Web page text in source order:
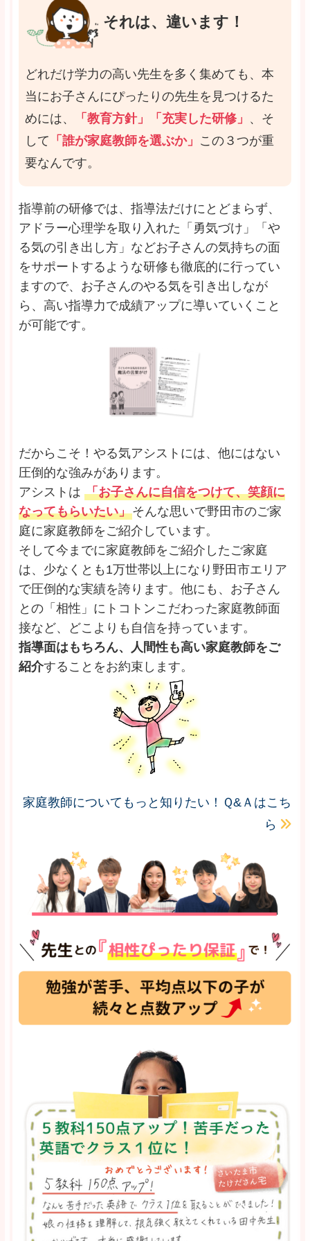
それは、違います！
どれだけ学力の高い先生を多く集めても、本
当にお子さんにぴったりの先生を見つけるた
めには、
「教育方針」「充実した研修」 、そ
して 「誰が家庭教師を選ぶか」 この３つが重
要なんです。
指導前の研修では、指導法だけにとどまらず、
アドラー心理学を取り入れた「勇気づけ」「や
る気の引き出し方」などお子さんの気持ちの面
をサポートするような研修も徹底的に行ってい
ますので、お子さんのやる気を引き出しなが
ら、高い指導力で成績アップに導いていくこと
が可能です。
だからこそ！やる気アシストには、他にはない
圧倒的な強みがあります。
アシストは 「お子さんに自信をつけて、笑顔に
なってもらいたい」そんな思いで野田市のご家
庭に家庭教師をご紹介しています。
そして今までに家庭教師をご紹介したご家庭
は、少なくとも1万世帯以上になり野田市エリア
で圧倒的な実績を誇ります。他にも、お子さん
との「相性」にトコトンこだわった家庭教師面
接など、どこよりも自信を持っています。
指導面はもちろん、人間性も高い家庭教師をご
紹介することをお約束します。
家庭教師についてもっと知りたい！Ｑ&Ａはこち
ら